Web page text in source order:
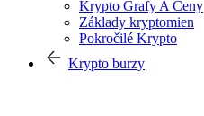
Krypto Grafy A Ceny
Základy kryptomien
Pokročilé Krypto
Krypto burzy